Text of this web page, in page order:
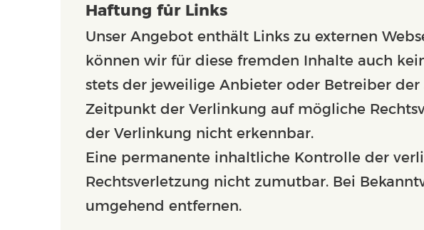
Haftung für Links
Unser Angebot enthält Links zu externen
können wir für diese fremden Inhalte auch
stets der jeweilige Anbieter oder Betreiber
Zeitpunkt der Verlinkung auf mögliche
der Verlinkung nicht erkennbar.
Eine permanente inhaltliche Kontrolle der
Rechtsverletzung nicht zumutbar. Bei
umgehend entfernen.